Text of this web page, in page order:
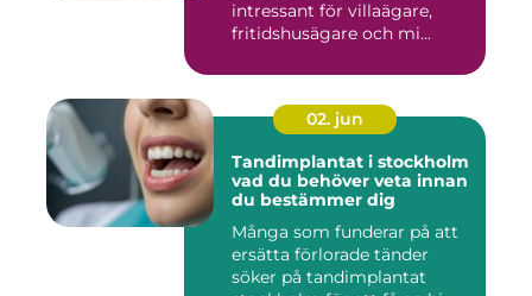
intressant för villaägare,
fritidshusägare och mi...
02. jun
Tandimplantat i stockholm
vad du behöver veta innan
du bestämmer dig
Många som funderar på att
ersätta förlorade tänder
söker på tandimplantat